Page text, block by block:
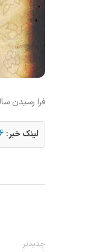
فرا رسیدن
لینک خبر:
جدیدتر